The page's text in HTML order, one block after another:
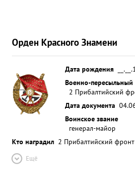
Орден Красного Знамени
Дата рождения
Военно-пересыльный
2 Прибалтийский
Дата документа
Воинское звание
генерал-майор
Кто наградил 2 Прибалтийский фронт
Ещё